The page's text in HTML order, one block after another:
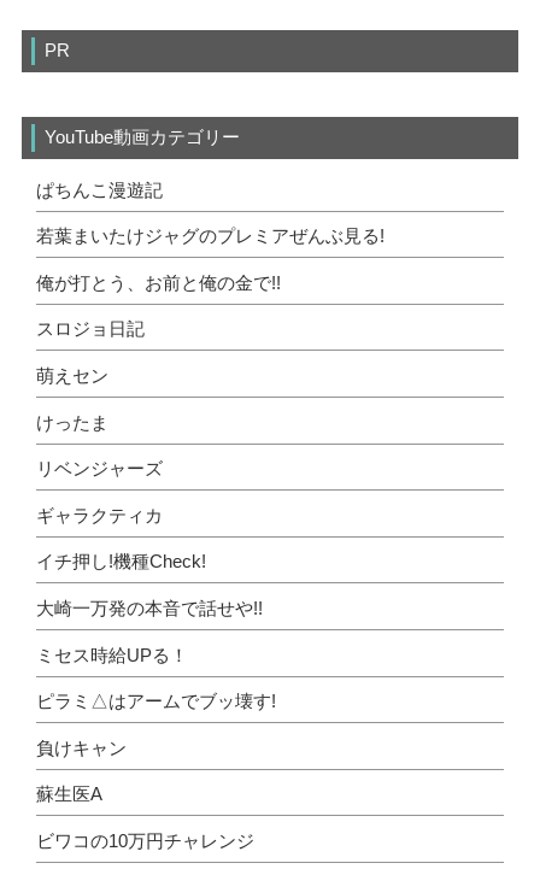
PR
YouTube動画カテゴリー
ぱちんこ漫遊記
若葉まいたけジャグのプレミアぜんぶ見る!
俺が打とう、お前と俺の金で!!
スロジョ日記
萌えセン
けったま
リベンジャーズ
ギャラクティカ
イチ押し!機種Check!
大崎一万発の本音で話せや!!
ミセス時給UPる！
ピラミ△はアームでブッ壊す!
負けキャン
蘇生医A
ビワコの10万円チャレンジ